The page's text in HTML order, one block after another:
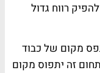
רווח גדול
מקום של כבוד
זה יתפוס מקום